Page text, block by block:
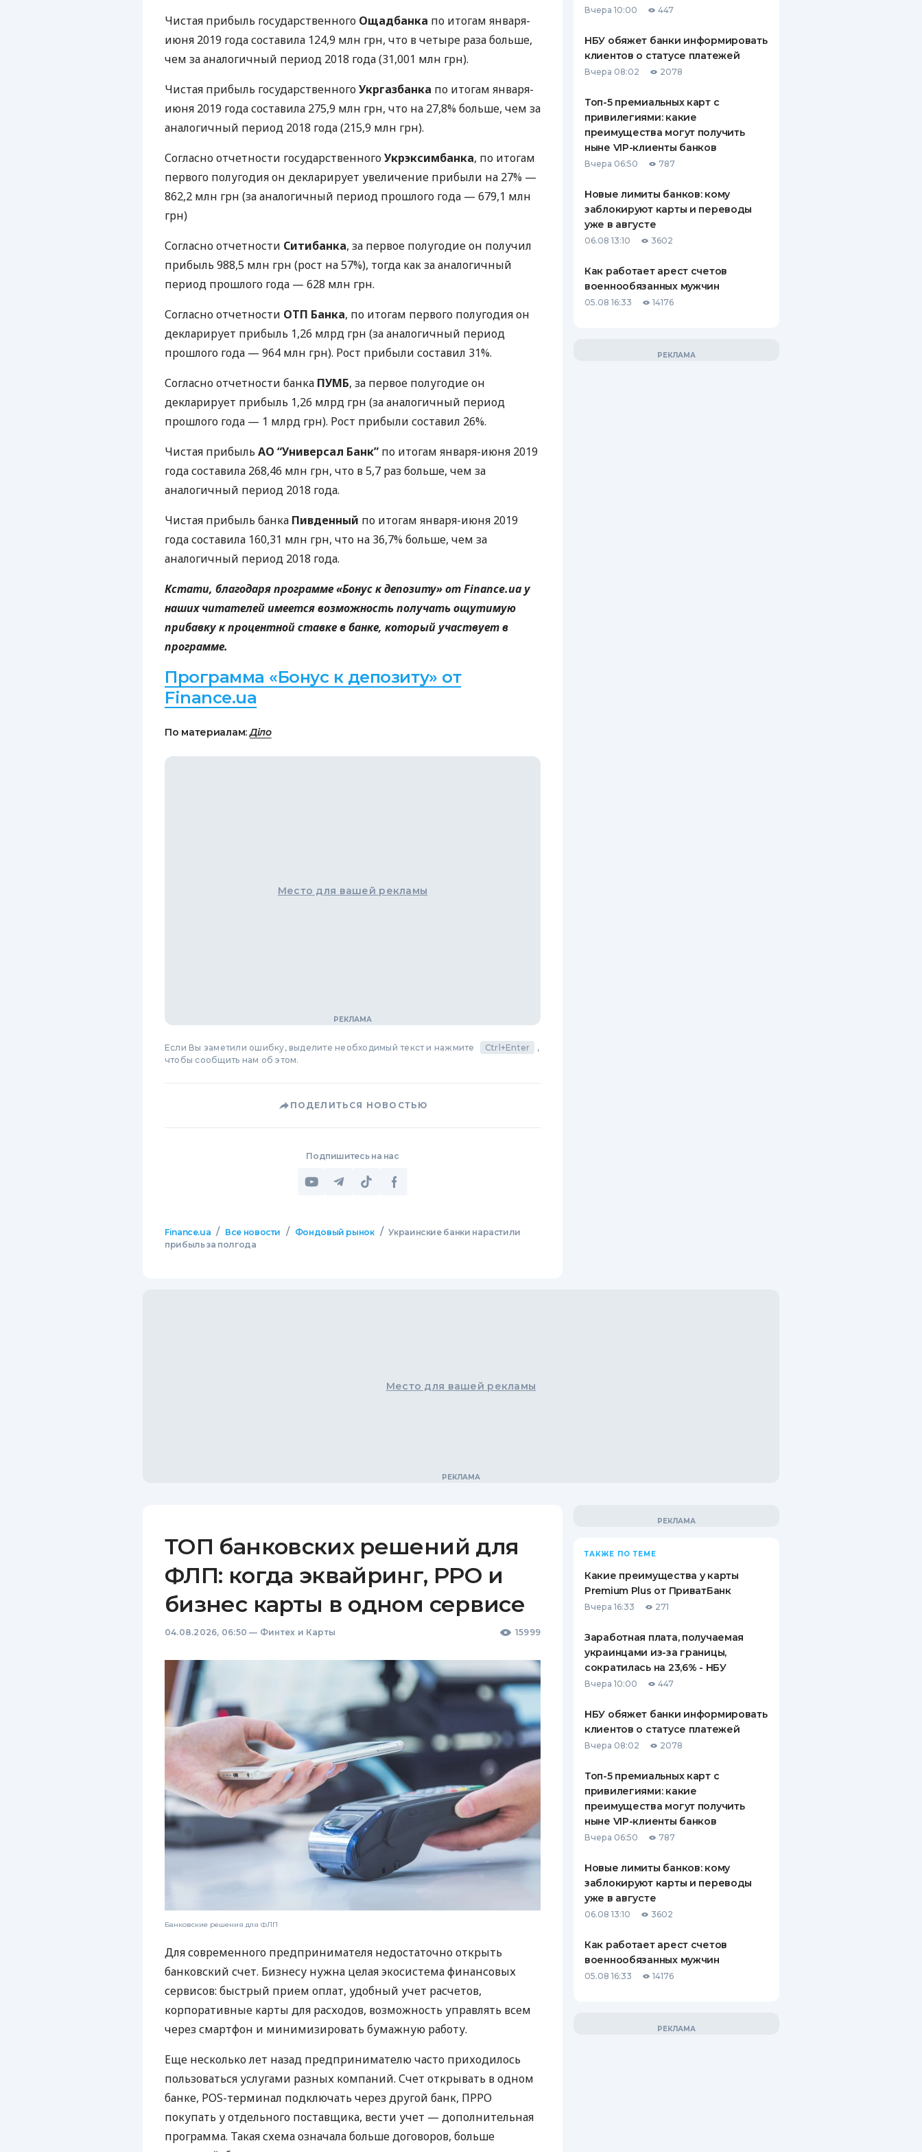
ЕЖЕМЕСЯЧНЫЙ ОБЗОР
КЕШБЭКА
ПУТЕВОДИТЕЛИ ПО
СТРАХОВАНИЮ
ВСЕ СТРАХОВЫЕ ПОЛИСЫ
ОТЗЫВЫ О СТРАХОВЫХ
КОМПАНИЯХ
Чистая прибыль государственного Ощадбанка по итогам января-
июня 2019 года составила 124,9 млн грн, что в четыре раза больше,
чем за аналогичный период 2018 года (31,001 млн грн).
Чистая прибыль государственногоУкргазбанка по итогам января-
июня 2019 года составила 275,9 млн грн, что на 27,8% больше, чем за
аналогичный период 2018 года (215,9 млн грн).
Согласно отчетности государственногоУкрэксимбанка, по итогам
первого полугодия он декларирует увеличение прибыли на 27% —
862,2 млн грн (за аналогичный период прошлого года — 679,1 млн
грн)
Согласно отчетности Ситибанка, за первое полугодие он получил
прибыль 988,5 млн грн (рост на 57%), тогда как за аналогичный
период прошлого года — 628 млн грн.
Согласно отчетности ОТП Банка, по итогам первого полугодия он
декларирует прибыль 1,26 млрд грн (за аналогичный период
прошлого года — 964 млн грн). Рост прибыли составил 31%.
Согласно отчетности банка ПУМБ, за первое полугодие он
декларирует прибыль 1,26 млрд грн (за аналогичный период
прошлого года — 1 млрд грн). Рост прибыли составил 26%.
Чистая прибыль АО “Универсал Банк” по итогам января-июня 2019
года составила 268,46 млн грн, что в 5,7 раз больше, чем за
аналогичный период 2018 года.
Чистая прибыль банка Пивденный по итогам января-июня 2019
года составила 160,31 млн грн, что на 36,7% больше, чем за
аналогичный период 2018 года.
Кстати, благодаря программе «Бонус к депозиту» от Finance.ua у
наших читателей имеется возможность получать ощутимую
прибавку к процентной ставке в банке, который участвует в
программе.
Программа «Бонус к депозиту» от
Finance.ua
По материалам:Діло
Место для вашей рекламы
Если Вы заметили ошибку, выделите необходимый текст и нажмите Ctrl+Enter
,
чтобы сообщить нам об этом.
ПОДЕЛИТЬСЯ НОВОСТЬЮ
Подпишитесь на нас
Finance.ua / Все новости / Фондовый рынок / Украинские банки нарастили
прибыль за полгода
Вчера 10:00 447
НБУ обяжет банки информировать
клиентов о статусе платежей
Вчера 08:02 2078
Топ-5 премиальных карт с
привилегиями: какие
преимущества могут получить
ныне VIP-клиенты банков
Вчера 06:50 787
Новые лимиты банков: кому
заблокируют карты и переводы
уже в августе
06.08 13:10 3602
Как работает арест счетов
военнообязанных мужчин
05.08 16:33 14176
Место для вашей рекламы
ТОП банковских решений для
ФЛП: когда эквайринг, РРО и
бизнес карты в одном сервисе
04.08.2026, 06:50 — Финтех и Карты 15999
Банковские решения для ФЛП
Для современного предпринимателя недостаточно открыть
банковский счет. Бизнесу нужна целая экосистема финансовых
сервисов: быстрый прием оплат, удобный учет расчетов,
корпоративные карты для расходов, возможность управлять всем
через смартфон и минимизировать бумажную работу.
Еще несколько лет назад предпринимателю часто приходилось
пользоваться услугами разных компаний. Счет открывать в одном
банке, POS-терминал подключать через другой банк, ПРРО
покупать у отдельного поставщика, вести учет — дополнительная
программа. Такая схема означала больше договоров, больше
ТАКЖЕ ПО ТЕМЕ
Какие преимущества у карты
Premium Plus от ПриватБанк
Вчера 16:33 271
Заработная плата, получаемая
украинцами из-за границы,
сократилась на 23,6% - НБУ
Вчера 10:00 447
НБУ обяжет банки информировать
клиентов о статусе платежей
Вчера 08:02 2078
Топ-5 премиальных карт с
привилегиями: какие
преимущества могут получить
ныне VIP-клиенты банков
Вчера 06:50 787
Новые лимиты банков: кому
заблокируют карты и переводы
уже в августе
06.08 13:10 3602
Как работает арест счетов
военнообязанных мужчин
05.08 16:33 14176